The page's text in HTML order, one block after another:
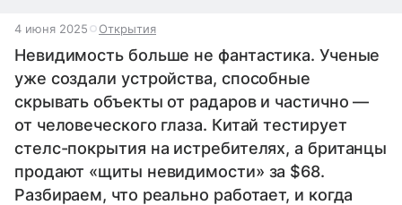
4 июня 2025 Открытия
Невидимость больше не фантастика. Ученые
уже создали устройства, способные
скрывать объекты от радаров и частично —
от человеческого глаза. Китай тестирует
стелс-покрытия на истребителях, а британцы
продают «щиты невидимости» за $68.
Разбираем, что реально работает, и когда